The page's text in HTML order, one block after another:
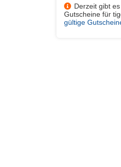
Derzeit gibt
Gutscheine für
gültige